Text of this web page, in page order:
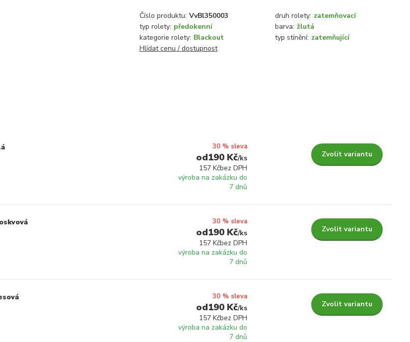
Číslo produktu: VvBl350003 druh rolety: zatemňovací
typ rolety: předokenní barva: žlutá
kategorie rolety: Blackout typ stínění: zatemňující
Hlídat cenu / dostupnost
30 % sleva
190 Kč/ks
157 Kčbez DPH
výroba na zakázku do
7 dnů
Zvolit variantu
30 % sleva
190 Kč/ks
157 Kčbez DPH
výroba na zakázku do
7 dnů
Zvolit variantu
30 % sleva
190 Kč/ks
157 Kčbez DPH
výroba na zakázku do
7 dnů
Zvolit variantu